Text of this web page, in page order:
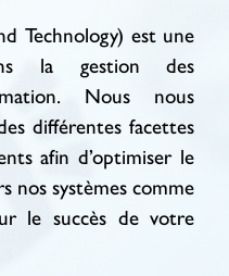
Technology) est une
la gestion des
Nous nous
différentes facettes
afin d’optimiser le
nos systèmes comme
le succès de votre